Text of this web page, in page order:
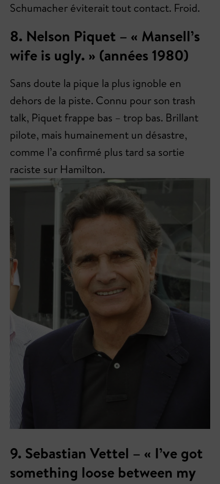
Schumacher éviterait tout contact. Froid.
8. Nelson Piquet – « Mansell’s
wife is ugly. » (années 1980)
Sans doute la pique la plus ignoble en
dehors de la piste. Connu pour son trash
talk, Piquet frappe bas – trop bas. Brillant
pilote, mais humainement un désastre,
comme l’a confirmé plus tard sa sortie
raciste sur Hamilton.
9. Sebastian Vettel – « I’ve got
something loose between my